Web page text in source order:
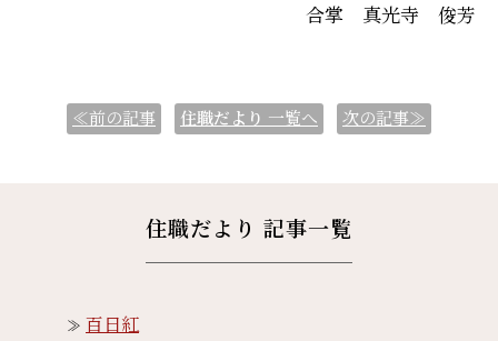
合掌 真光寺 俊芳
≪前の記事 住職だより 一覧へ 次の記事≫
住職だより 記事一覧
百日紅